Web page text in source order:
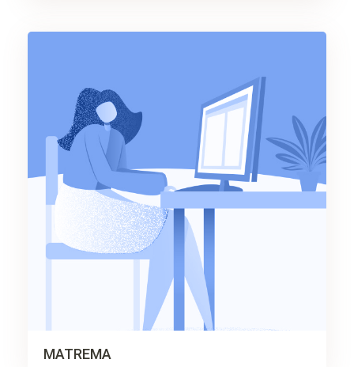
MATREMA